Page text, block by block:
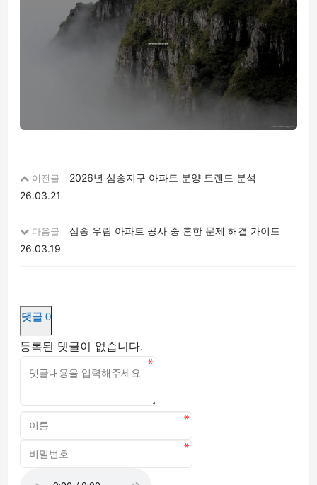
이전글
2026년 삼송지구 아파트 분양 트렌드 분석
26.03.21
다음글
삼송 우림 아파트 공사 중 흔한 문제 해결 가이드
26.03.19
댓글 0
등록된 댓글이 없습니다.